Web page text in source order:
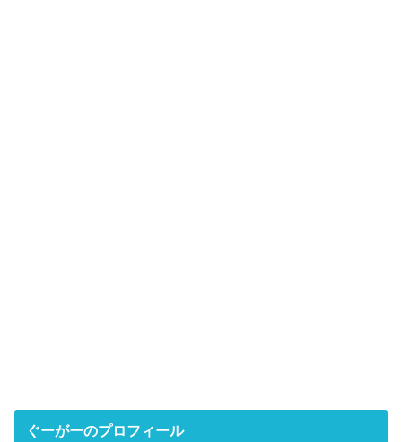
ぐーがーのプロフィール